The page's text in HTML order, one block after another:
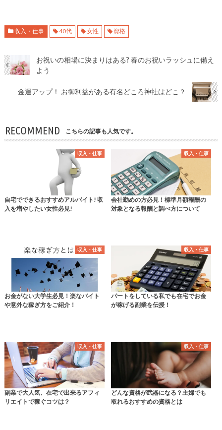
収入・仕事 40代 女性 資格
お祝いの相場に決まりはある? 春のお祝いラッシュに備え
よう
金運アップ！ お御利益がある有名どころ神社はどこ？
RECOMMEND こちらの記事も人気です。
収入・仕事
自宅でできるおすすめアルバイト! 収
入を増やしたい女性必見!
収入・仕事
会社勤めの方必見！標準月額報酬の
対象となる報酬と調べ方について
収入・仕事
お金がない大学生必見！楽なバイト
や意外な稼ぎ方をご紹介！
収入・仕事
パートをしている私でも在宅でお金
が稼げる副業を伝授！
収入・仕事
副業で大人気、在宅で出来るアフィ
リエイトで稼ぐコツは？
収入・仕事
どんな資格が武器になる？主婦でも
取れるおすすめの資格とは